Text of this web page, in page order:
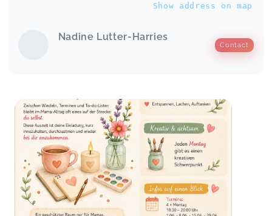
Show address on map
Nadine Lutter-Harries
Contact